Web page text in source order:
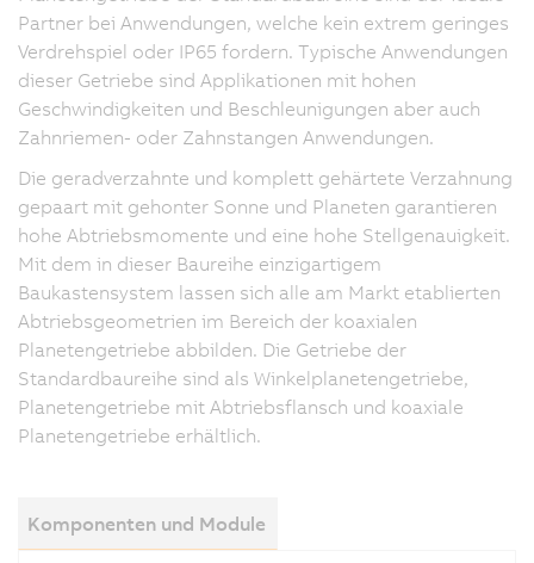
Partner bei Anwendungen, welche kein extrem geringes
Verdrehspiel oder IP65 fordern. Typische Anwendungen
dieser Getriebe sind Applikationen mit hohen
Geschwindigkeiten und Beschleunigungen aber auch
Zahnriemen- oder Zahnstangen Anwendungen.
Die geradverzahnte und komplett gehärtete Verzahnung
gepaart mit gehonter Sonne und Planeten garantieren
hohe Abtriebsmomente und eine hohe Stellgenauigkeit.
Mit dem in dieser Baureihe einzigartigem
Baukastensystem lassen sich alle am Markt etablierten
Abtriebsgeometrien im Bereich der koaxialen
Planetengetriebe abbilden. Die Getriebe der
Standardbaureihe sind als Winkelplanetengetriebe,
Planetengetriebe mit Abtriebsflansch und koaxiale
Planetengetriebe erhältlich.
Komponenten und Module